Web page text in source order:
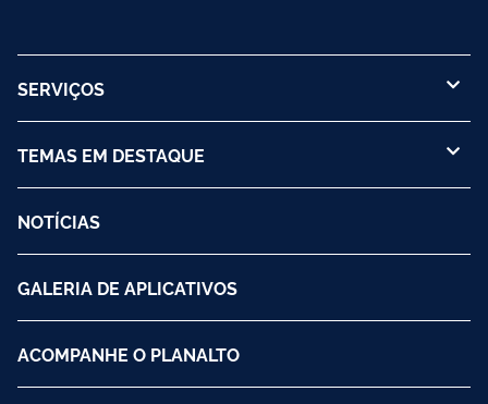
SERVIÇOS
TEMAS EM DESTAQUE
NOTÍCIAS
GALERIA DE APLICATIVOS
ACOMPANHE O PLANALTO